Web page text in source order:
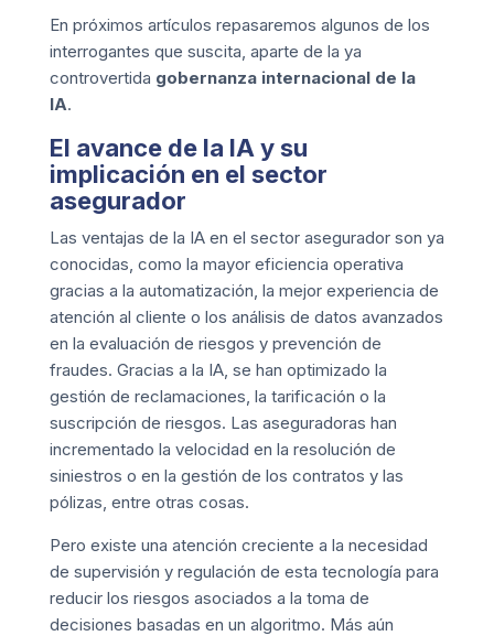
En próximos artículos repasaremos algunos de los
interrogantes que suscita, aparte de la ya
controvertida gobernanza internacional de la
IA.
El avance de la IA y su
implicación en el sector
asegurador
Las ventajas de la IA en el sector asegurador son ya
conocidas, como la mayor eficiencia operativa
gracias a la automatización, la mejor experiencia de
atención al cliente o los análisis de datos avanzados
en la evaluación de riesgos y prevención de
fraudes. Gracias a la IA, se han optimizado la
gestión de reclamaciones, la tarificación o la
suscripción de riesgos. Las aseguradoras han
incrementado la velocidad en la resolución de
siniestros o en la gestión de los contratos y las
pólizas, entre otras cosas.
Pero existe una atención creciente a la necesidad
de supervisión y regulación de esta tecnología para
reducir los riesgos asociados a la toma de
decisiones basadas en un algoritmo. Más aún